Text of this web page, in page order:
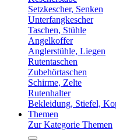
Setzkescher, Senken
Unterfangkescher
Taschen, Stühle
Angelkoffer
Anglerstühle, Liegen
Rutentaschen
Zubehörtaschen
Schirme, Zelte
Rutenhalter
Bekleidung, Stiefel,
Themen
Zur Kategorie Themen